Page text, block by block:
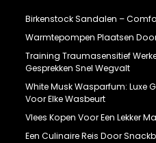
Birkenstock Sandalen –
Warmtepompen Plaatsen
Training Traumasensitief
Gesprekken Snel Wegvalt
White Musk Wasparfum: Luxe
Voor Elke Wasbeurt
Vlees Kopen Voor Een Lekker
Een Culinaire Reis Door